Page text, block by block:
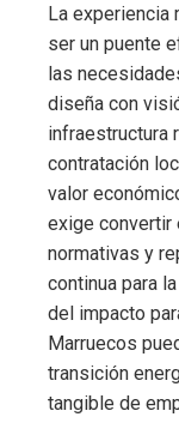
La experiencia
ser un puente
las
diseña con
infraestructura
contratación
valor
exige convertir
normativas y
continua para
del impacto
Marruecos
transición
tangible de